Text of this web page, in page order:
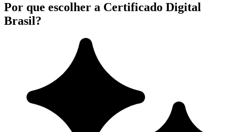
Por que escolher a Certificado Digital
Brasil?